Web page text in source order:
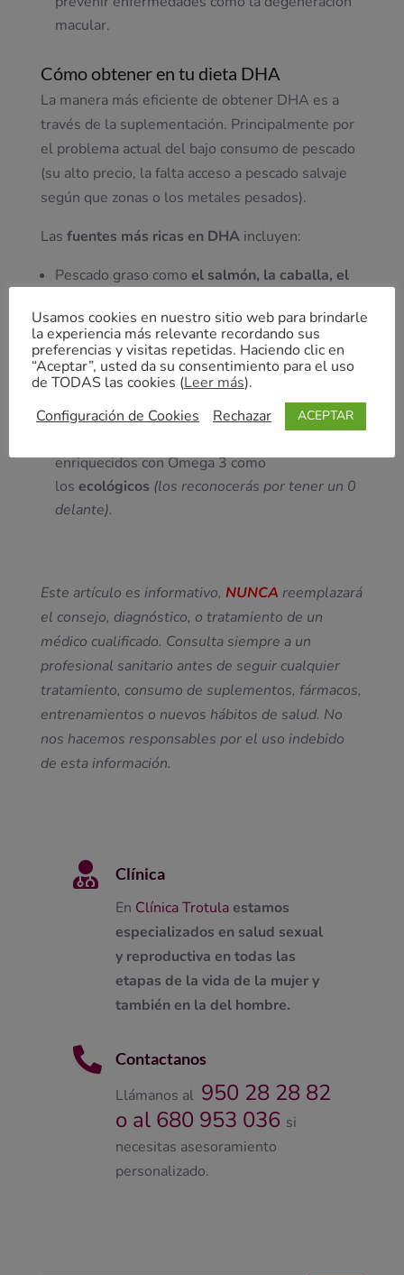
macular.
Cómo obtener en tu dieta DHA
La manera más eficiente de obtener DHA es a
través de la suplementación. Principalmente por
el problema actual del bajo consumo de pescado
(su alto precio, la falta acceso a pescado salvaje
según que zonas o los metales pesados).
Las fuentes más ricas en DHAincluyen:
Pescado graso como el salmón, la caballa, el
Mariscos de todos los tipos, incluyendo
mejillones y ostras.
Ciertas algas son una excelente fuente de
DHA, especialmente para aquellos que siguen
una dieta vegetariana o vegana.
enriquecidos con Omega 3 como
los ecológicos (los reconocerás por tener un 0
delante).
Este artículo es informativo, NUNCA reemplazará
el consejo, diagnóstico, o tratamiento de un
médico cualificado. Consulta siempre a un
profesional sanitario antes de seguir cualquier
tratamiento, consumo de suplementos, fármacos,
entrenamientos o nuevos hábitos de salud. No
nos hacemos responsables por el uso indebido
de esta información.

Clínica
En Clínica Trotulaestamos
especializados en salud sexual
y reproductiva en todas las
etapas de la vida de la mujer y
también en la del hombre.

Contactanos
Llámanos al 950 28 28 82
o al 680 953 036 si
necesitas asesoramiento
personalizado.
Usamos cookies en nuestro sitio web para brindarle
la experiencia más relevante recordando sus
preferencias y visitas repetidas. Haciendo clic en
“Aceptar”, usted da su consentimiento para el uso
de TODAS las cookies (Leer más).
Configuración de Cookies
Rechazar ACEPTAR